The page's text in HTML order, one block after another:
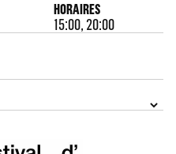
HORAIRES
15:00, 20:00